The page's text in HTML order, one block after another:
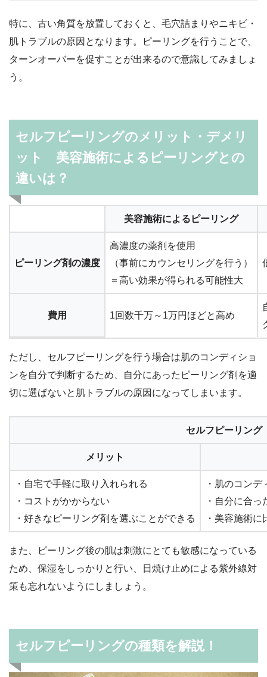
特に、古い角質を放置しておくと、毛穴詰まりやニキビ・
肌トラブルの原因となります。ピーリングを行うことで、
ターンオーバーを促すことが出来るので意識してみましょ
う。
セルフピーリングのメリット・デメリ
ット 美容施術によるピーリングとの
違いは？
美容施術によるピーリング
ピーリング剤の濃度
高濃度の薬剤を使用
（事前にカウンセリングを行う）
＝高い効果が得られる可能性大
費用 1回数千万～1万円ほどと高め
ただし、セルフピーリングを行う場合は肌のコンディショ
ンを自分で判断するため、自分にあったピーリング剤を適
切に選ばないと肌トラブルの原因になってしまいます。
セルフピーリング
メリット
・自宅で手軽に取り入れられる
・コストがかからない
・好きなピーリング剤を選ぶことができる
・肌のコン
・自分に合
・美容施術
また、ピーリング後の肌は刺激にとても敏感になっている
ため、保湿をしっかりと行い、日焼け止めによる紫外線対
策も忘れないようにしましょう。
セルフピーリングの種類を解説！